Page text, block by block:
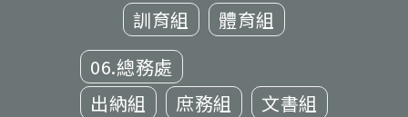
訓育組
體育組
06.總務處
出納組
庶務組
文書組